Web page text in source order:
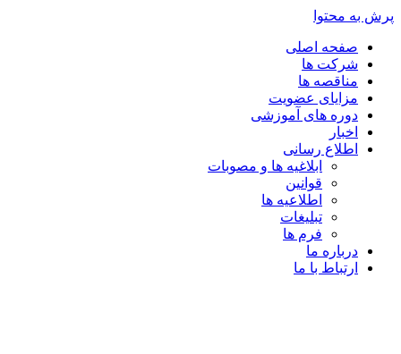
پرش به محتوا
صفحه اصلی
شرکت ها
مناقصه ها
مزایای عضویت
دوره های آموزشی
اخبار
اطلاع رسانی
ابلاغیه ها و مصوبات
قوانین
اطلاعیه ها
تبلیغات
فرم ها
درباره ما
ارتباط با ما